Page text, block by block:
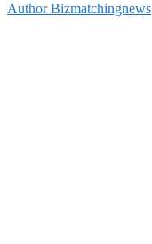
Author Bizmatchingnews